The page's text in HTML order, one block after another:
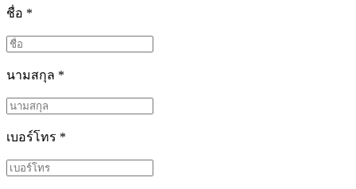
ชื่อ *
นามสกุล *
เบอร์โทร *